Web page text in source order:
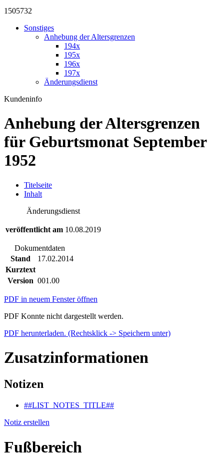
1505732
Sonstiges
Anhebung der Altersgrenzen
194x
195x
196x
197x
Änderungsdienst
Kundeninfo
Anhebung der Altersgrenzen
für Geburtsmonat September
1952
Titelseite
Inhalt
Änderungsdienst
veröffentlicht am 10.08.2019
Dokumentdaten
Stand
17.02.2014
Kurztext
Version 001.00
PDF in neuem Fenster öffnen
PDF Konnte nicht dargestellt werden.
PDF herunterladen. (Rechtsklick -> Speichern unter)
Zusatzinformationen
Notizen
##LIST_NOTES_TITLE##
Notiz erstellen
Fußbereich